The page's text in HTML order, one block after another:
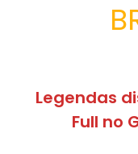
Legendas
Full no